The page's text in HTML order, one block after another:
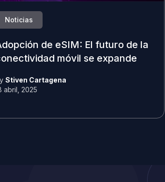
Noticias
de eSIM: El futuro de la
móvil se expande
Stiven Cartagena
abril, 2025